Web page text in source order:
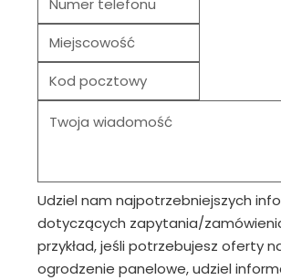
Udziel nam najpotrzebniejszych
dotyczących zapytania/
przykład, jeśli potrzebujesz oferty
ogrodzenie panelowe, udziel